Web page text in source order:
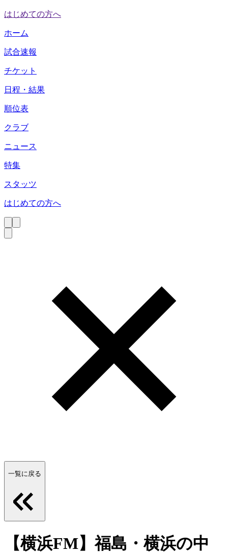
はじめての方へ
ホーム
試合速報
チケット
日程・結果
順位表
クラブ
ニュース
特集
スタッツ
はじめての方へ
一覧に戻る
【横浜FM】福島・横浜の中